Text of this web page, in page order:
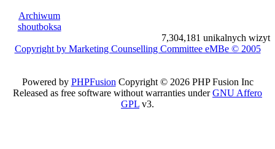
Archiwum
shoutboksa
7,304,181 unikalnych wizyt
Copyright by Marketing Counselling Committee eMBe © 2005
Powered by PHPFusion Copyright © 2026 PHP Fusion Inc
Released as free software without warranties underGNU Affero
GPL v3.